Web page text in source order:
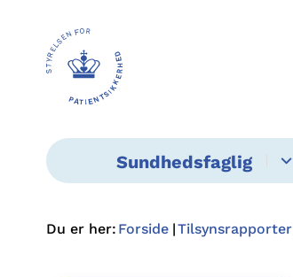
Sundhedsfaglig
Du er her: Forside Tilsynsrapporter